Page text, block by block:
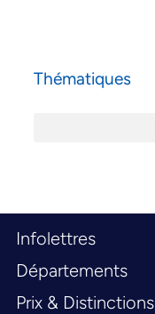
Thématiques
Infolettres
Départements
Prix & Distinctions